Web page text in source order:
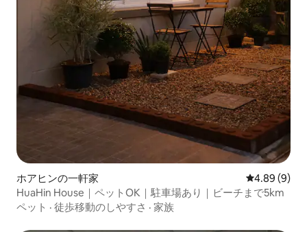
ホアヒンの一軒家 レビュー9件
4.89 (9)
HuaHin House｜ペットOK｜駐車場あり｜ビーチまで5km
ペット · 徒歩移動のしやすさ · 家族